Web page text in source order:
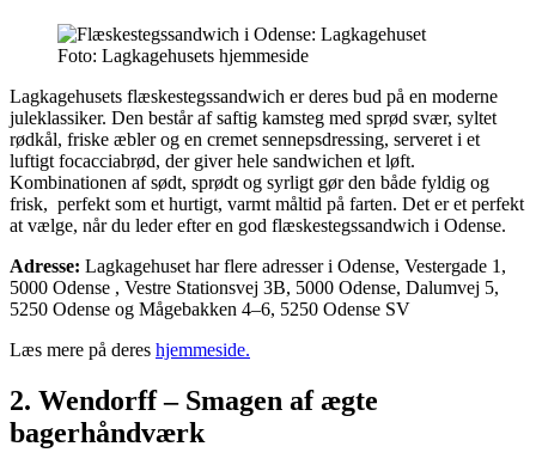
Foto: Lagkagehusets hjemmeside
Lagkagehusets flæskestegssandwich er deres bud på en moderne
juleklassiker. Den består af saftig kamsteg med sprød svær, syltet
rødkål, friske æbler og en cremet sennepsdressing, serveret i et
luftigt focacciabrød, der giver hele sandwichen et løft.
Kombinationen af sødt, sprødt og syrligt gør den både fyldig og
frisk, perfekt som et hurtigt, varmt måltid på farten. Det er et perfekt
at vælge, når du leder efter en god flæskestegssandwich i Odense.
Adresse: Lagkagehuset har flere adresser i Odense, Vestergade 1,
5000 Odense , Vestre Stationsvej 3B, 5000 Odense, Dalumvej 5,
5250 Odense og Mågebakken 4–6, 5250 Odense SV
Læs mere på deres hjemmeside.
2. Wendorff – Smagen af ægte
bagerhåndværk